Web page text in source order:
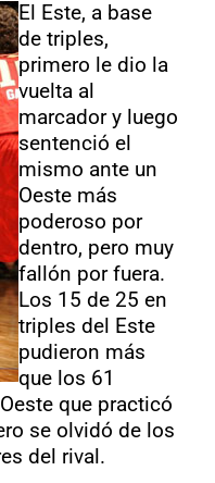
El Este, a base
de triples,
primero le dio la
vuelta al
marcador y luego
sentenció el
mismo ante un
Oeste más
poderoso por
dentro, pero muy
fallón por fuera.
Los 15 de 25 en
triples del Este
pudieron más
que los 61
que practicó
se olvidó de los
del rival.